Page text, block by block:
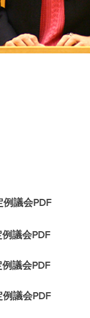
議会PDF
議会PDF
議会PDF
議会PDF